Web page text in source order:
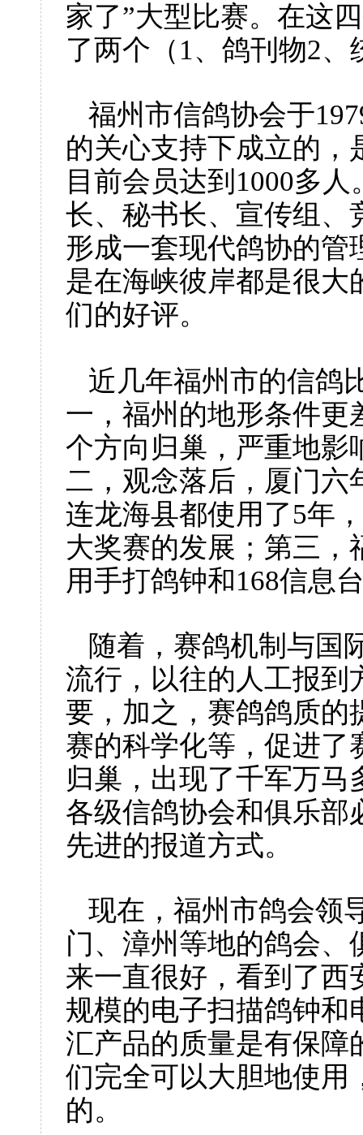
家了”大型比赛。在这
了两个（ 1、鸽刊物2、
福州市信鸽协会于
的关心支持下成立的，
目前会员达到 1000多人
长、秘书长、宣传组、
形成一套现代鸽协的管
是在海峡彼岸都是很大
们的好评。
近几年福州市的信鸽
一，福州的地形条件更
个方向归巢，严重地影
二，观念落后，厦门六
连龙海县都使用了5年
大奖赛的发展；第三，
用手打鸽钟和168信息
随着，赛鸽机制与国
流行，以往的人工报到
要，加之，赛鸽鸽质的
赛的科学化等，促进了
归巢，出现了千军万
各级信鸽协会和俱乐部
先进的报道方式。
现在，福州市鸽会领
门、漳州等地的鸽会
来一直很好，看到了西
规模的电子扫描鸽钟和
汇产品的质量是有保障
们完全可以大胆地使用
的。